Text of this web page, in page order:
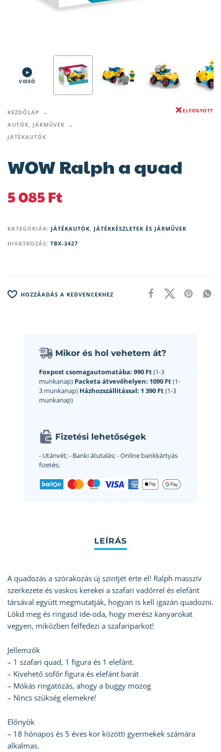
VIDEÓ
KEZDŐLAP
AUTÓK, JÁRMŰVEK
JÁTÉKAUTÓK
ELFOGYOTT
WOW Ralph a quad
5 085Ft
KATEGÓRIÁK: JÁTÉKAUTÓK, JÁTÉKKÉSZLETEK ÉS JÁRMŰVEK
HIVATKOZÁS: TBX-3427
HOZZÁADÁS A KEDVENCEKHEZ
Mikor és hol vehetem át?
Foxpost csomagautomatába: 990 Ft(1-3
munkanap) Packeta átvevőhelyen: 1090 Ft(1-
3 munkanap) Házhozszállítással: 1 390 Ft(1-3
munkanap)
Fizetési lehetőségek
- Utánvét;- Banki átutalás;- Online bankkártyás
fizetés;
A quadozás a szórakozás új szintjét érte el! Ralph masszív
szerkezete és vaskos kerekei a szafari vadőrrel és elefánt
társával együtt megmutatják, hogyan is kell igazán quadozni.
Lökd meg és ringasd ide-oda, hogy merész kanyarokat
vegyen, miközben felfedezi a szafariparkot!
Jellemzők
– 1 szafari quad, 1 figura és 1 elefánt.
– Kivehető sofőr figura és elefánt barát
– Mókás ringatózás, ahogy a buggy mozog
– Nincs szükség elemekre!
Előnyök
– 18 hónapos és 5 éves kor közötti gyermekek számára
alkalmas.